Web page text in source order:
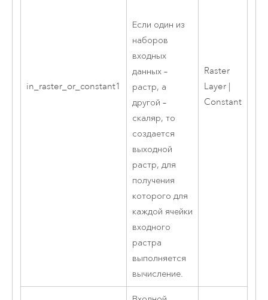
in_raster_or_constant1
Если один из
наборов
входных
данных –
растр, а
другой –
скаляр, то
создается
выходной
растр, для
получения
которого для
каждой ячейки
входного
растра
выполняется
вычисление.
Raster
Layer |
Constant